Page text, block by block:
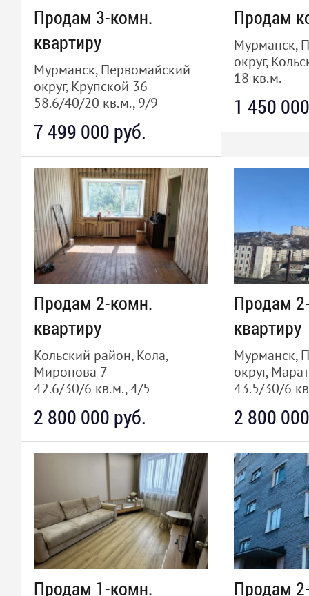
Продам 3-комн.
квартиру
Мурманск, Первомайский
округ, Крупской 36
58.6/40/20 кв.м., 9/9
7 499 000 руб.
Продам
Мурманск,
округ,
18 кв.м.
1 450
Продам 2-комн.
квартиру
Кольский район, Кола,
Миронова 7
42.6/30/6 кв.м., 4/5
2 800 000 руб.
Продам
квартиру
Мурманск,
округ,
43.5/30/6
2 800
Продам 1-комн. Продам